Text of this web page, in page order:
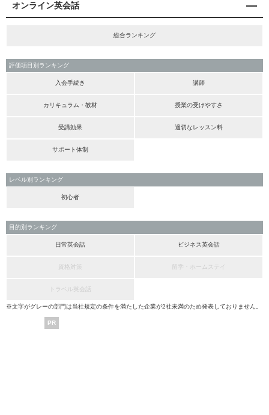
オンライン英会話
総合ランキング
評価項目別ランキング
入会手続き 講師
カリキュラム・教材 授業の受けやすさ
受講効果 適切なレッスン料
サポート体制
レベル別ランキング
初心者
目的別ランキング
日常英会話 ビジネス英会話
資格対策 留学・ホームステイ
トラベル英会話
※文字がグレーの部門は当社規定の条件を満たした企業が2社未満のため発表しておりません。
PR